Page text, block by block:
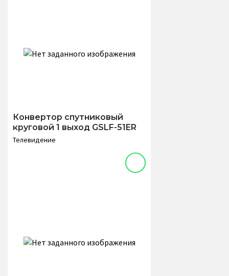
Конвертор спутниковый
круговой 1 выход GSLF-51ER
Телевидение